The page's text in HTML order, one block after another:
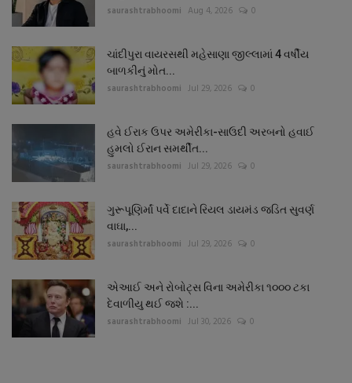
saurashtrabhoomi Aug 4, 2026 0
ચાંદીપુરા વાયરસથી મહેસાણા જીલ્લામાં 4 વર્ષીય
બાળકીનું મોત...
saurashtrabhoomi Jul 29, 2026 0
હવે ઈરાક ઉપર અમેરીકા-સાઉદી અરબનો હવાઈ
હુમલો ઈરાન સમર્થીત...
saurashtrabhoomi Jul 29, 2026 0
ગુરૂપૂણિર્માં પર્વે દાદાને રિયલ ડાયમંડ જડિત સુવર્ણ
વાઘા,...
saurashtrabhoomi Jul 29, 2026 0
એઆઈ અને રોબોટ્સ વિના અમેરીકા ૧૦૦૦ ટકા
દેવાળીયુ થઈ જશે :...
saurashtrabhoomi Jul 30, 2026 0